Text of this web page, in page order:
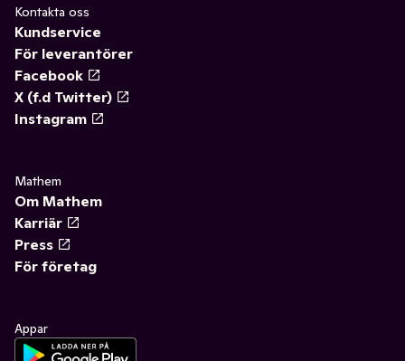
Kontakta oss
Kundservice
För leverantörer
Facebook
X (f.d Twitter)
Instagram
Mathem
Om Mathem
Karriär
Press
För företag
Appar